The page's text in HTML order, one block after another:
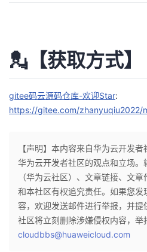
💂【获取方式】
gitee码云源码仓库-欢迎Star:
https://gitee.com/zhanyuqiu2022/
【声明】本内容来自华为云开发
华为云开发者社区的观点和立场
（华为云社区）、文章链接、文
和本社区有权追究责任。如果您
容，欢迎发送邮件进行举报，并
社区将立刻删除涉嫌侵权内容，举
cloudbbs@huaweicloud.com